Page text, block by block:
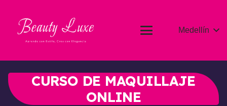
Medellín
CURSO DE MAQUILLAJE
ONLINE